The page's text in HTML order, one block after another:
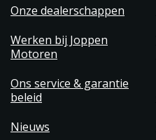
Onze dealerschappen
Werken bij Joppen
Motoren
Ons service & garantie
beleid
Nieuws